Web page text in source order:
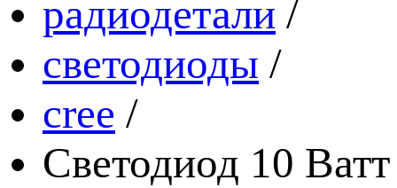
радиодетали /
светодиоды /
cree /
Светодиод 10